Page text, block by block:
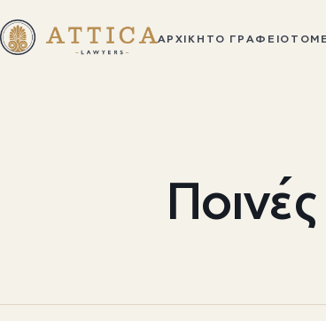
ΑΡΧΙΚΉ ΤΟ ΓΡΑΦΕΊΟ